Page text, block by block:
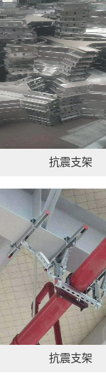
抗震支架
抗震支架